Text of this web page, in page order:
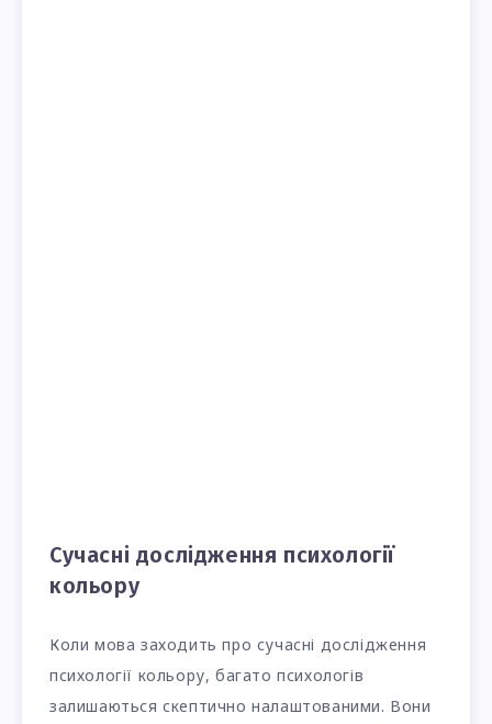
Сучасні дослідження психології
кольору
Коли мова заходить про сучасні дослідження
психології кольору, багато психологів
залишаються скептично налаштованими. Вони